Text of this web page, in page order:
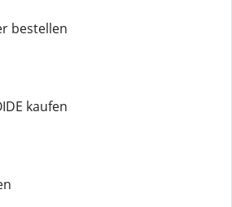
bestellen
kaufen